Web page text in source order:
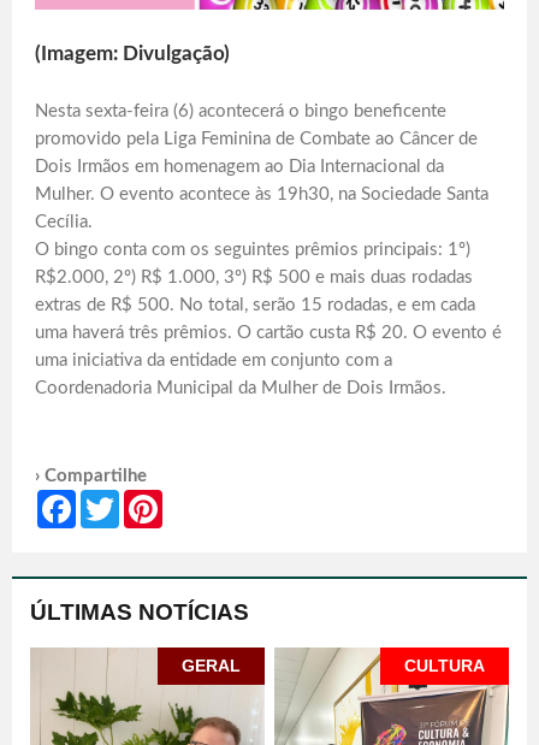
(Imagem: Divulgação)
Nesta sexta-feira (6) acontecerá o bingo beneficente
promovido pela Liga Feminina de Combate ao Câncer de
Dois Irmãos em homenagem ao Dia Internacional da
Mulher. O evento acontece às 19h30, na Sociedade Santa
Cecília.
O bingo conta com os seguintes prêmios principais: 1º)
R$2.000, 2º) R$ 1.000, 3º) R$ 500 e mais duas rodadas
extras de R$ 500. No total, serão 15 rodadas, e em cada
uma haverá três prêmios. O cartão custa R$ 20. O evento é
uma iniciativa da entidade em conjunto com a
Coordenadoria Municipal da Mulher de Dois Irmãos.
› Compartilhe
Facebook
Twitter
ÚLTIMAS NOTÍCIAS
GERAL CULTURA